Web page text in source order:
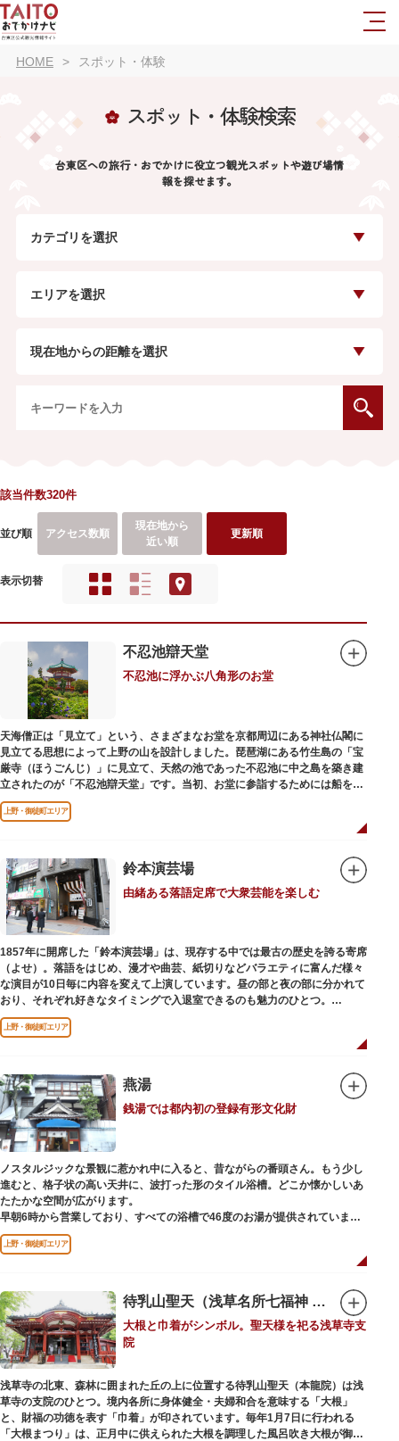
HOME スポット・体験
スポット・体験検索
台東区への旅行・おでかけに役立つ観光スポットや遊び場情
報を探せます。
カテゴリを選択
エリアを選択
現在地からの距離を選択
該当件数320件
並び順 アクセス数順
現在地から
近い順
更新順
表示切替
不忍池辯天堂
不忍池に浮かぶ八角形のお堂
天海僧正は「見立て」という、さまざまなお堂を京都周辺にある神社仏閣に
見立てる思想によって上野の山を設計しました。琵琶湖にある竹生島の「宝
厳寺（ほうごんじ）」に見立て、天然の池であった不忍池に中之島を築き建
立されたのが「不忍池辯天堂」です。当初、お堂に参詣するためには船を使
用していましたが、参詣者が増えたことから橋がかけられました。不忍池の
どこからでも参拝できるように、八角形の建物になったと言われ、7月から8
ご本尊である辯才天は、音楽と芸能の守り神として広く信仰され、
「辯”財”天」とも書くことから、金運上昇といったご利益もあると言われて
います。辯才天は琵琶を持った姿で知られていますが、不忍池辯天堂の辯才
天は、8本の腕に煩悩を破壊する武器をお持ちになっている「八臂辯才天
（はっぴべんざいてん）」。9月に行われる「巳成金（みなるかね）大祭」
で目にすることができます。
不忍池辯天堂には、豊臣秀吉公が大切にしていたという伝説のある、谷中七
福神とは別の「大黒天」も祀られています。
上野・御徒町エリア
鈴本演芸場
由緒ある落語定席で大衆芸能を楽しむ
1857年に開席した「鈴本演芸場」は、現存する中では最古の歴史を誇る寄席
（よせ）。落語をはじめ、漫才や曲芸、紙切りなどバラエティに富んだ様々
な演目が10日毎に内容を変えて上演しています。昼の部と夜の部に分かれて
おり、それぞれ好きなタイミングで入退室できるのも魅力のひとつ。
上演中は飲食も可能です。おすすめは売店で購入できる、お箸で切れるやわ
らかさで有名な「上野 井泉本店」のかつサンド。お弁当やお菓子を食べたり
上野・御徒町エリア
燕湯
銭湯では都内初の登録有形文化財
ノスタルジックな景観に惹かれ中に入ると、昔ながらの番頭さん。もう少し
進むと、格子状の高い天井に、波打った形のタイル浴槽。どこか懐かしいあ
たたかな空間が広がります。
早朝6時から営業しており、すべての浴槽で46度のお湯が提供されていま
す。常連の方々を魅了するのは早朝のこの少し熱めの温度のお湯と昔ながら
の懐かしさでしょうか。
店頭の屋根瓦や格子型天井等も昭和から引き継がれてきている歴史あるもの
りとご覧ください。
上野・御徒町エリア
待乳山聖天（浅草名所七福神 毘沙門天）
大根と巾着がシンボル。聖天様を祀る浅草寺支
院
浅草寺の北東、森林に囲まれた丘の上に位置する待乳山聖天（本龍院）は浅
草寺の支院のひとつ。境内各所に身体健全・夫婦和合を意味する「大根」
と、財福の功徳を表す「巾着」が印されています。毎年1月7日に行われる
「大根まつり」は、正月中に供えられた大根を調理した風呂吹き大根が御神